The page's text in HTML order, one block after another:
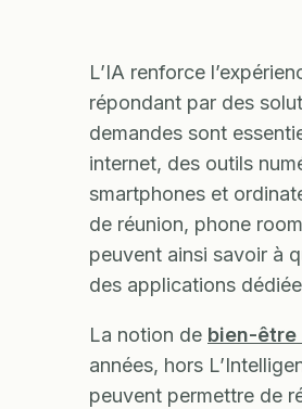
L’IA renforce
répondant par des
demandes sont
internet, des outils
smartphones et
de réunion, phone
peuvent ainsi savoir à
des applications
La notion de bien-être
années, hors
peuvent permettre de